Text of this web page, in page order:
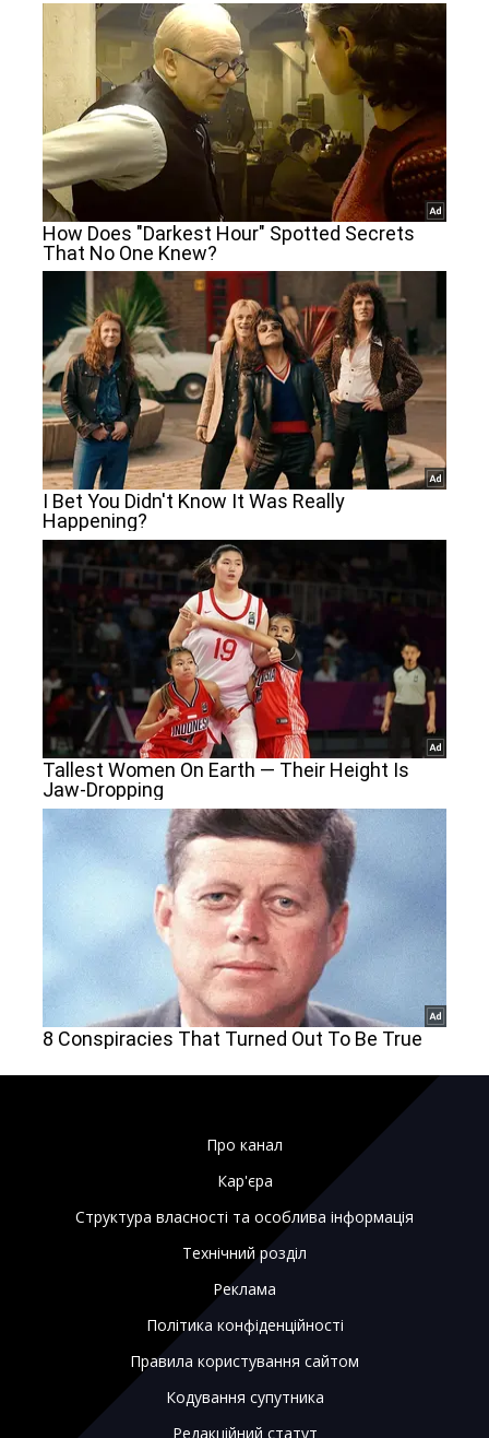
Про канал
Кар'єра
Структура власності та особлива інформація
Технічний розділ
Реклама
Політика конфіденційності
Правила користування сайтом
Кодування супутника
Редакційний статут